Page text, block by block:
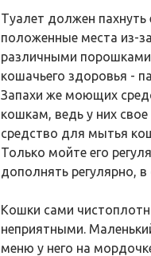
Туалет должен пахнуть
положенные места из-
различными
кошачьего здоровья -
Запахи же моющих
кошкам, ведь у них
средство для мытья
Только мойте его
дополнять регулярно,
Кошки сами
неприятными.
меню у него на